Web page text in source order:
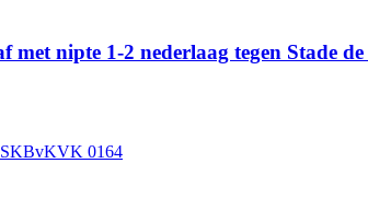
met nipte 1-2 nederlaag tegen Stade de